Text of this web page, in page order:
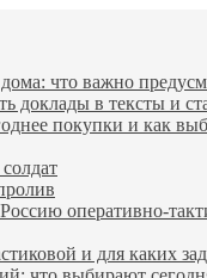
что важно
доклады в тексты и
покупки и как
оперативно-
и для каких